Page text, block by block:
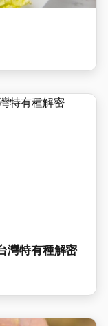
灣特有種解密